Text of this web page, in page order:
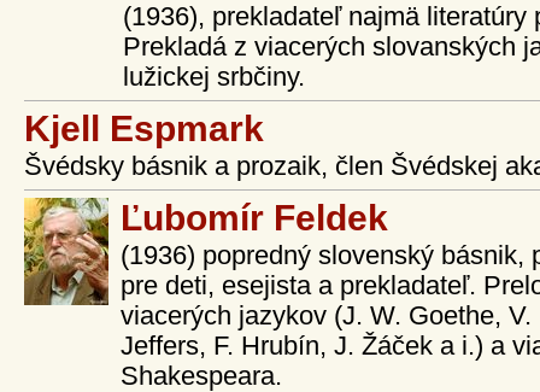
(1936), prekladateľ najmä literatúry
Prekladá z viacerých slovanských
lužickej srbčiny.
Kjell Espmark
Švédsky básnik a prozaik, člen Švédskej
Ľubomír Feldek
(1936) popredný slovenský básnik,
pre deti, esejista a prekladateľ.
viacerých jazykov (J. W. Goethe,
Jeffers, F. Hrubín, J. Žáček a i.) a
Shakespeara.